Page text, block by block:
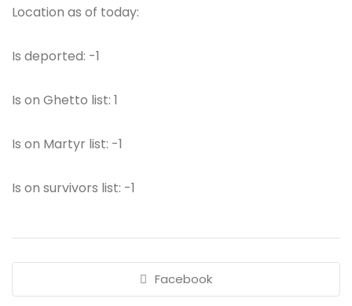
Location as of today:
Is deported: -1
Is on Ghetto list: 1
Is on Martyr list: -1
Is on survivors list: -1
Facebook